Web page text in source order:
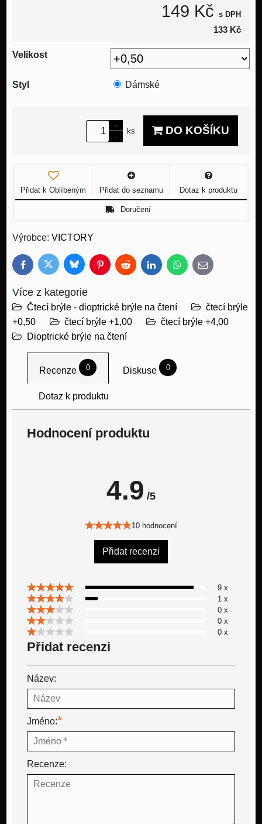
149 Kč s DPH
133 Kč
Velikost
Styl Dámské
ks DO KOŠÍKU
Přidat k Oblíbeným Přidat do seznamu Dotaz k produktu
Doručení
Výrobce: VICTORY
FacebookTwitter BlueskyPinterestReddit LinkedInWhatsApp
E-
mail
Více z kategorie
Čtecí brýle - dioptrické brýle na čtení
čtecí brýle
+0,50
čtecí brýle +1,00
čtecí brýle +4,00
Dioptrické brýle na čtení
Recenze 0 Diskuse 0
Dotaz k produktu
Hodnocení produktu
4.9 /5
10 hodnocení
Přidat recenzi
9 x
1 x
0 x
0 x
0 x
Přidat recenzi
Název:
Jméno:*
Recenze: